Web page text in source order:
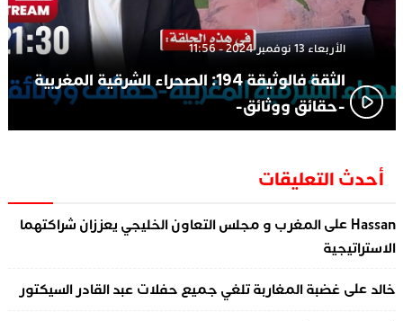
الأربعاء 13 نوفمبر 2024 - 11:56
الثقة فالوثيقة 194: الصحراء الشرقية المغربية
-حقائق ووثائق-
أحدث التعليقات
Hassan علىالمغرب و مجلس التعاون الخليجي يعززان شراكتهما
الاستراتيجية
خالد على غضبة المغاربة تلغي جميع حفلات عبد القادر السيكتور